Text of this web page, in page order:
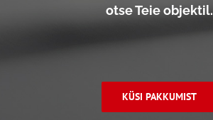
otse Teie objektil.
KÜSI PAKKUMIST